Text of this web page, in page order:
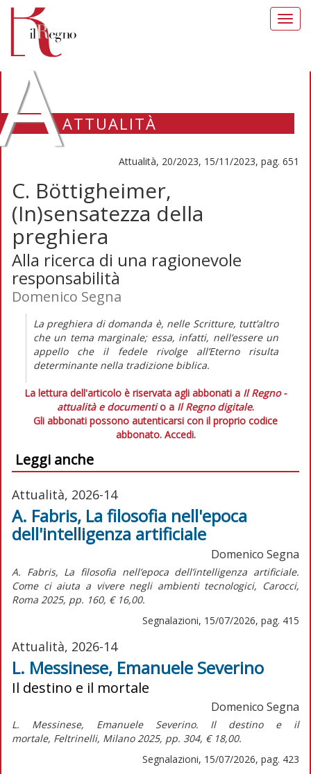
ATTUALITÀ
Attualità, 20/2023, 15/11/2023, pag. 651
C. Böttigheimer,
(In)sensatezza della
preghiera
Alla ricerca di una ragionevole
responsabilità
Domenico Segna
La preghiera di domanda è, nelle Scritture, tutt’altro
che un tema marginale; essa, infatti, nell’essere un
appello che il fedele rivolge all’Eterno risulta
determinante nella tradizione biblica.
La lettura dell'articolo è riservata agli abbonati a Il Regno -
attualità e documentio a Il Regno digitale.
Gli abbonati possono autenticarsi con il proprio codice
abbonato. Accedi.
Leggi anche
Attualità, 2026-14
A. Fabris, La filosofia nell'epoca
dell'intelligenza artificiale
Domenico Segna
A. Fabris, La filosofia nell’epoca dell’intelligenza artificiale.
Come ci aiuta a vivere negli ambienti tecnologici, Carocci,
Roma 2025, pp. 160, € 16,00.
Segnalazioni, 15/07/2026, pag. 415
Attualità, 2026-14
L. Messinese, Emanuele Severino
Il destino e il mortale
Domenico Segna
L. Messinese, Emanuele Severino. Il destino e il
mortale, Feltrinelli, Milano 2025, pp. 304, € 18,00.
Segnalazioni, 15/07/2026, pag. 423